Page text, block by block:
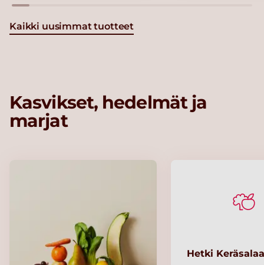
Kaikki uusimmat tuotteet
Kasvikset, hedelmät ja
marjat
Hetki